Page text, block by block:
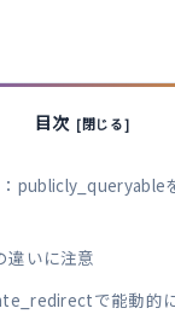
目次
publicly_queryable
違いに注意
で能動的